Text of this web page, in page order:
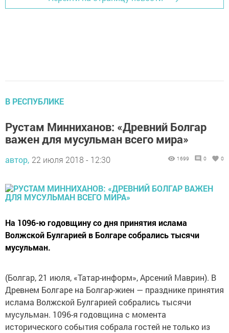
В РЕСПУБЛИКЕ
Рустам Минниханов: «Древний Болгар
важен для мусульман всего мира»
автор, 22 июля 2018 - 12:30 1699 0 0
На 1096-ю годовщину со дня принятия ислама
Волжской Булгарией в Болгаре собрались тысячи
мусульман.
(Болгар, 21 июля, «Татар-информ», Арсений Маврин). В
Древнем Болгаре на Болгар-жиен — празднике принятия
ислама Волжской Булгарией собрались тысячи
мусульман. 1096-я годовщина с момента
исторического события собрала гостей не только из